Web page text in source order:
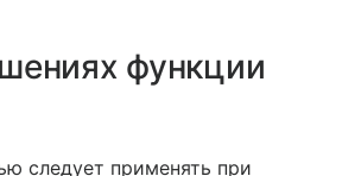
функции
следует применять при